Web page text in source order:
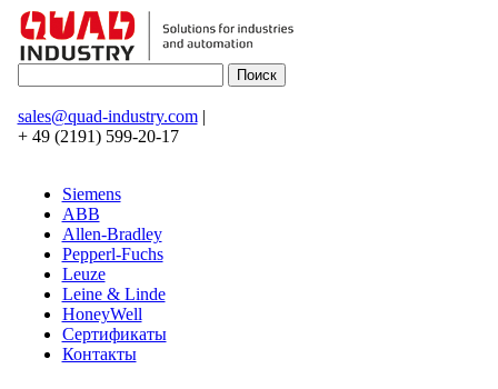
sales@quad-industry.com|
+ 49 (2191) 599-20-17
Siemens
ABB
Allen-Bradley
Pepperl-Fuchs
Leuze
Leine & Linde
HoneyWell
Сертификаты
Контакты